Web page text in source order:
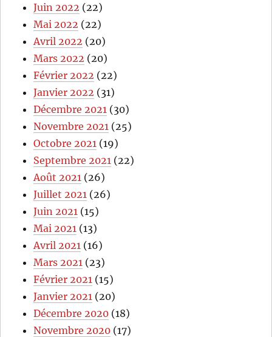
Juin 2022 (22)
Mai 2022 (22)
Avril 2022 (20)
Mars 2022 (20)
Février 2022 (22)
Janvier 2022 (31)
Décembre 2021 (30)
Novembre 2021 (25)
Octobre 2021 (19)
Septembre 2021 (22)
Août 2021 (26)
Juillet 2021 (26)
Juin 2021 (15)
Mai 2021 (13)
Avril 2021 (16)
Mars 2021 (23)
Février 2021 (15)
Janvier 2021 (20)
Décembre 2020 (18)
Novembre 2020 (17)